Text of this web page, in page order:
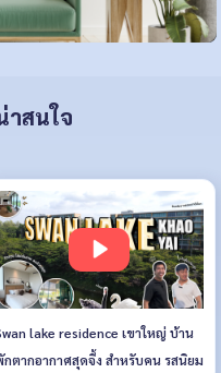
าสนใจ
lake residence เขาใหญ่ บ้าน
ตากอากาศสุดจึ้ง สำหรับคน รสนิยม